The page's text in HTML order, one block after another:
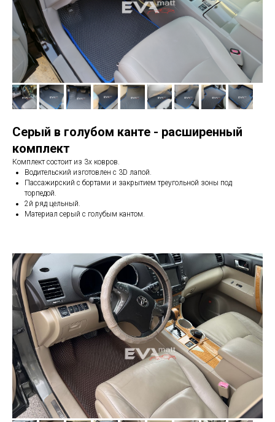
Серый в голубом канте - расширенный
комплект
Комплект состоит из 3х ковров.
Водительский изготовлен с 3D лапой.
Пассажирский с бортами и закрытием треугольной зоны под
торпедой.
2й ряд цельный.
Материал серый с голубым кантом.